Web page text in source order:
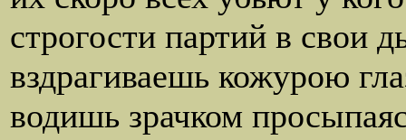
строгости партий в свои
вздрагиваешь кожурою
водишь зрачком